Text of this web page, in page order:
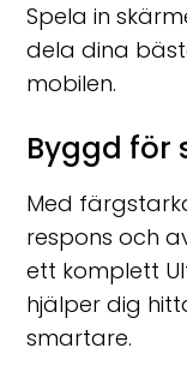
Spela in
dela dina
mobilen.
Byggd för
Med
respons och
ett komplett
hjälper dig
smartare.